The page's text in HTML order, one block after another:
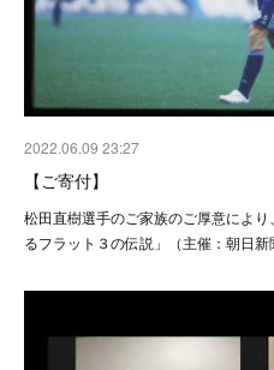
2022.06.09 23:27
【ご寄付】
松田直樹選手のご家族のご厚意によ
るフラット３の伝説」（主催：朝日